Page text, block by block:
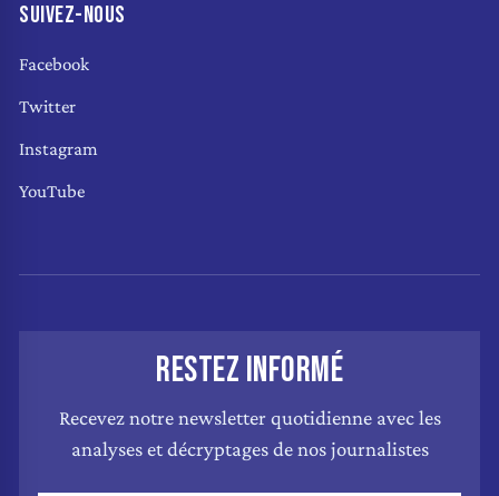
SUIVEZ-NOUS
Facebook
Twitter
Instagram
YouTube
RESTEZ INFORMÉ
Recevez notre newsletter quotidienne avec les
analyses et décryptages de nos journalistes